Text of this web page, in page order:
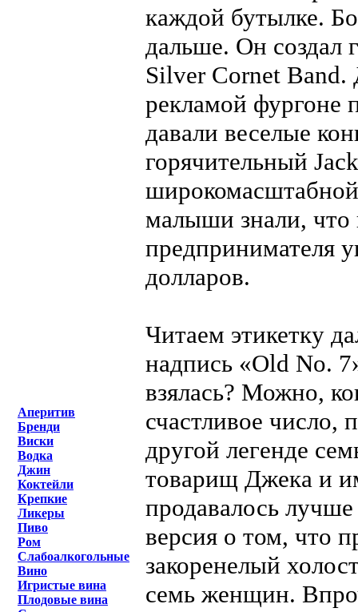
Аперитив
Бренди
Виски
Водка
Джин
Коктейли
Крепкие
Ликеры
Пиво
Ром
Слабоалкогольные
Вино
Игристые вина
Плодовые вина
каждой бутылке.
дальше. Он создал
Silver Cornet Band.
рекламой фургоне
давали веселые
горячительный
малыши знали, что
предпринимателя
долларов.
Читаем этикетку
надпись «Old No.
взялась? Можно,
счастливое число,
другой легенде
товарищ Джека и
продавалось лучше
версия о том, что
закоренелый
семь женщин.